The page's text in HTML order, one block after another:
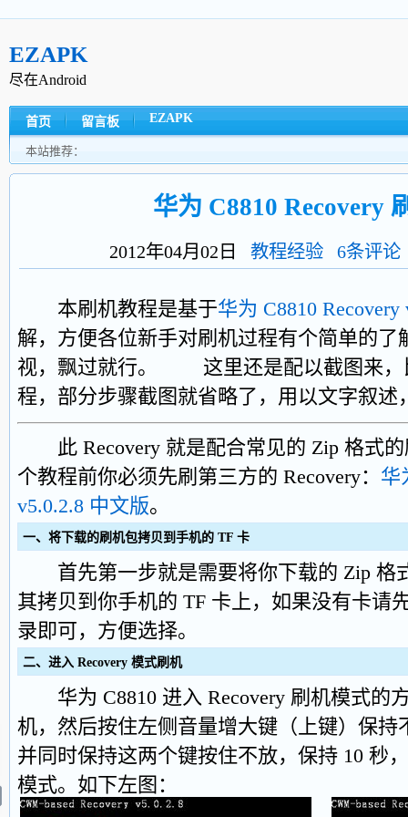
EZAPK
尽在Android
首页 留言板 EZAPK
本站推荐：
华为 C8810 Recovery
2012年04月02日 教程经验 6条评论
本刷机教程是基于华为 C8810
解，方便各位新手对刷机过程有个简单的了
视，飘过就行。 这里还是配以截图来，
程，部分步骤截图就省略了，用以文字叙述
此 Recovery 就是配合常见的 Zip 格式的
个教程前你必须先刷第三方的 Recovery： 华
v5.0.2.8 中文版。
一、将下载的刷机包拷贝到手机的 TF 卡
首先第一步就是需要将你下载的 Zip 格
其拷贝到你手机的 TF 卡上，如果没有卡请
录即可，方便选择。
二、进入 Recovery 模式刷机
华为 C8810 进入 Recovery 刷机模式的
机，然后按住左侧音量增大键（上键）保持
并同时保持这两个键按住不放，保持 10 秒
模式。如下左图：